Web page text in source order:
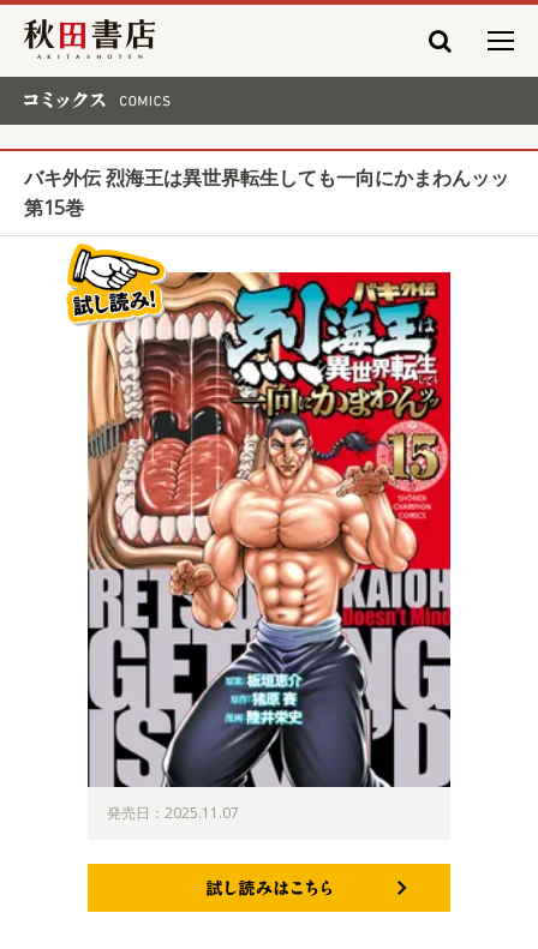
秋田書店
バキ外伝 烈海王は異世界転生しても一向にかまわんッッ
第15巻
発売日：2025.11.07